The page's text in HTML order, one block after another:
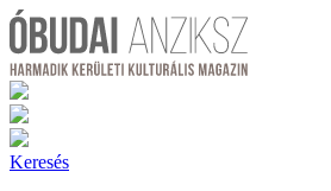
Keresés